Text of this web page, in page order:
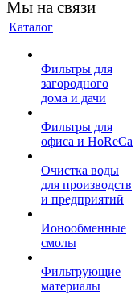
Мы на связи
Каталог
Фильтры для
загородного
дома и дачи
Фильтры для
офиса и HoReCa
Очистка воды
для производств
и предприятий
Ионообменные
смолы
Фильтрующие
материалы